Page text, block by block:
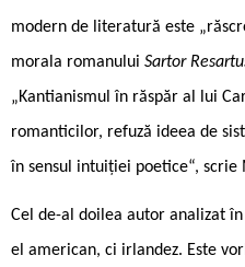
modern de literatură este
morala romanului Sartor
„Kantianismul în răspăr al lui
romanticilor, refuză ideea de
în sensul intuiției poetice“, scrie
Cel de-al doilea autor analizat
el american, ci irlandez. Este